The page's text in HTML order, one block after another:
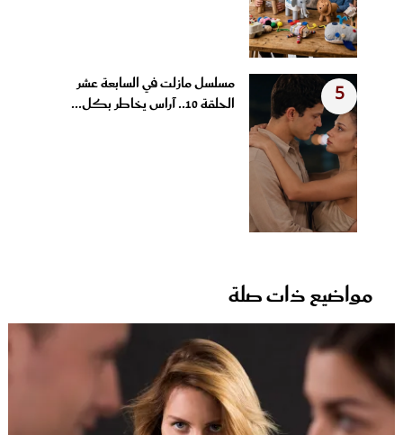
5
مسلسل مازلت في السابعة عشر
الحلقة 10.. آراس يخاطر بكل...
مواضيع ذات صلة